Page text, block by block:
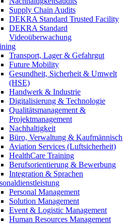
Supply Chain Audits
DEKRA Standard Trusted Facility
DEKRA Standard
Videoüberwachung
Transport, Lager & Gefahrgut
Future Mobility
Gesundheit, Sicherheit & Umwelt
(HSE)
Handwerk & Industrie
Digitalisierung & Technologie
Qualitätsmanagement &
Projektmanagement
Nachhaltigkeit
Büro, Verwaltung & Kaufmännisch
Aviation Services (Luftsicherheit)
HealthCare Training
Berufsorientierung & Bewerbung
Integration & Sprachen
Personal Management
Solution Management
Event & Logistic Management
Human Resources Management